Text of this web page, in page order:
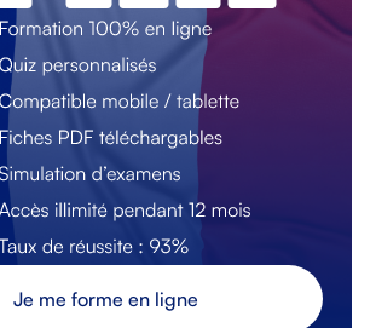
Je me forme en ligne